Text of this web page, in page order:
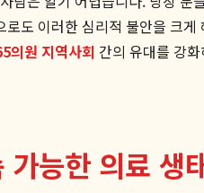
도 이러한 심리적 불안을 크
의원 지역사회 간의 유대를 강
능한 의료 생